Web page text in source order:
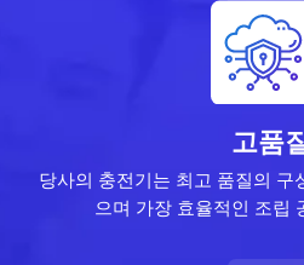
고품
당사의 충전기는 최고 품질의 구
으며 가장 효율적인 조립